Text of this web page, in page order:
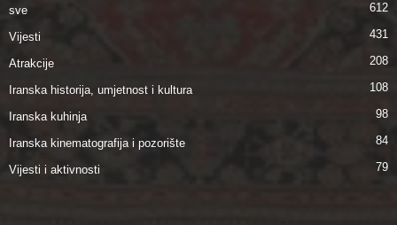
sve 612
Vijesti 431
Atrakcije 208
Iranska historija, umjetnost i kultura 108
Iranska kuhinja 98
Iranska kinematografija i pozorište 84
Vijesti i aktivnosti 79